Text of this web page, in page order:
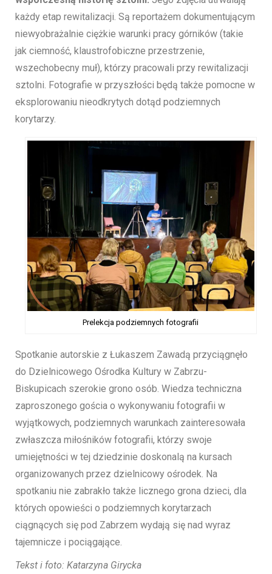
każdy etap rewitalizacji. Są reportażem dokumentującym
niewyobrażalnie ciężkie warunki pracy górników (takie
jak ciemność, klaustrofobiczne przestrzenie,
wszechobecny muł), którzy pracowali przy rewitalizacji
sztolni. Fotografie w przyszłości będą także pomocne w
eksplorowaniu nieodkrytych dotąd podziemnych
korytarzy.
Prelekcja podziemnych fotografii
Spotkanie autorskie z Łukaszem Zawadą przyciągnęło
do Dzielnicowego Ośrodka Kultury w Zabrzu-
Biskupicach szerokie grono osób. Wiedza techniczna
zaproszonego gościa o wykonywaniu fotografii w
wyjątkowych, podziemnych warunkach zainteresowała
zwłaszcza miłośników fotografii, którzy swoje
umiejętności w tej dziedzinie doskonalą na kursach
organizowanych przez dzielnicowy ośrodek. Na
spotkaniu nie zabrakło także licznego grona dzieci, dla
których opowieści o podziemnych korytarzach
ciągnących się pod Zabrzem wydają się nad wyraz
tajemnicze i pociągające.
Tekst i foto: Katarzyna Girycka